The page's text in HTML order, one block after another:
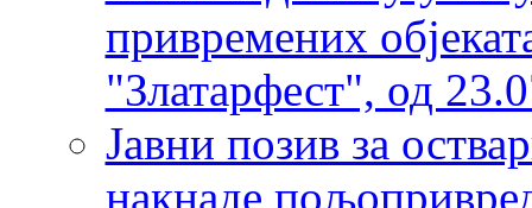
привремених
"Златарфест", од
Јавни позив за
накнаде